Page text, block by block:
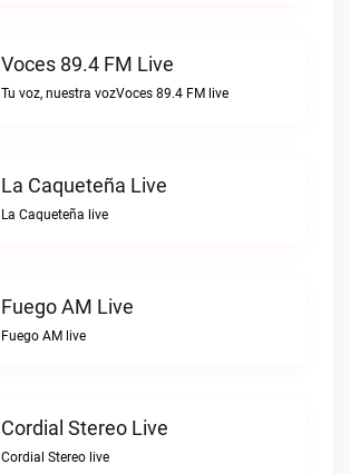
Voces 89.4 FM Live
Tu voz, nuestra vozVoces 89.4 FM live
La Caqueteña Live
La Caqueteña live
Fuego AM Live
Fuego AM live
Cordial Stereo Live
Cordial Stereo live